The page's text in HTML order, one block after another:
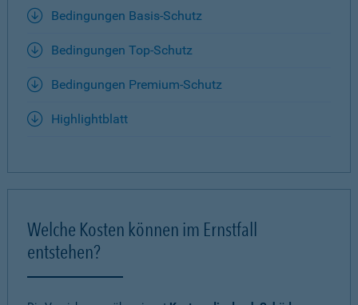
Bedingungen Basis-Schutz
Bedingungen Top-Schutz
Bedingungen Premium-Schutz
Highlightblatt
Welche Kosten können im Ernstfall
entstehen?